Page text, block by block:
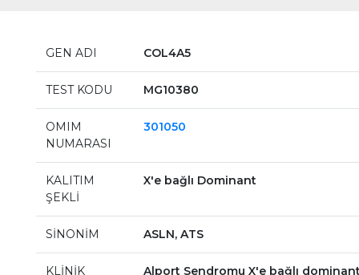
GEN ADI COL4A5
TEST KODU MG10380
OMIM
NUMARASI
301050
KALITIM
ŞEKLİ
X'e bağlı Dominant
SİNONİM ASLN, ATS
KLİNİK
Alport Sendromu X'e bağlı